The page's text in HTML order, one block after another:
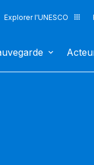
Explorer l'UNESCO